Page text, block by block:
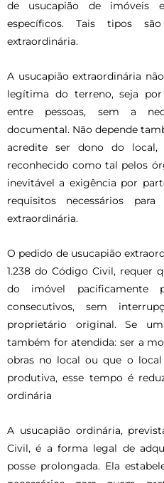
de usucapião de imóveis
específicos. Tais tipos
extraordinária.
A usucapião extraordinária
legítima do terreno, seja
entre pessoas, sem a
documental. Não depende
acredite ser dono do
reconhecido como tal pelos
inevitável a exigência por
requisitos necessários
extraordinária.
O pedido de usucapião
1.238 do Código Civil, requer
do imóvel pacificamente
consecutivos, sem
proprietário original. Se
também for atendida: ser a
obras no local ou que o
produtiva, esse tempo é
ordinária
A usucapião ordinária,
Civil, é a forma legal de
posse prolongada. Ela